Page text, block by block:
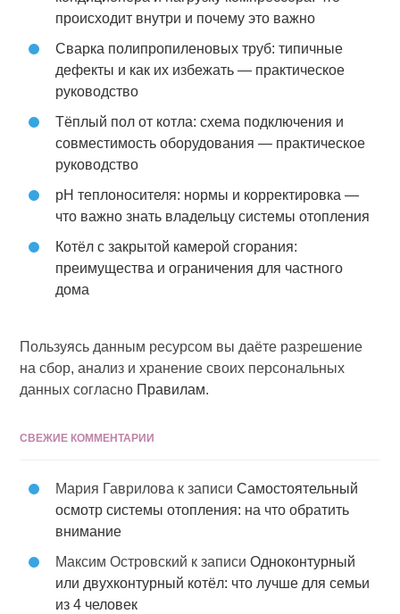
происходит внутри и почему это важно
Сварка полипропиленовых труб: типичные
дефекты и как их избежать — практическое
руководство
Тёплый пол от котла: схема подключения и
совместимость оборудования — практическое
руководство
pH теплоносителя: нормы и корректировка —
что важно знать владельцу системы отопления
Котёл с закрытой камерой сгорания:
преимущества и ограничения для частного
дома
Пользуясь данным ресурсом вы даёте разрешение
на сбор, анализ и хранение своих персональных
данных согласно Правилам.
СВЕЖИЕ КОММЕНТАРИИ
Мария Гаврилова к записиСамостоятельный
осмотр системы отопления: на что обратить
внимание
Максим Островский к записиОдноконтурный
или двухконтурный котёл: что лучше для семьи
из 4 человек